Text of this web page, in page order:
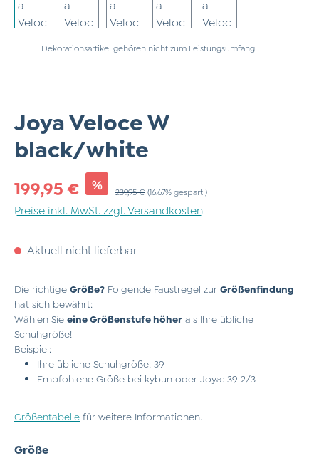
Dekorationsartikel gehören nicht zum Leistungsumfang.
Joya Veloce W
black/white
Verkaufspreis:
199,95 € % Regulärer Preis:
239,95 € (16.67% gespart )
Preise inkl. MwSt. zzgl. Versandkosten
Aktuell nicht lieferbar
Die richtige Größe? Folgende Faustregel zur Größenfindung
hat sich bewährt:
Wählen Sie eine Größenstufe höher als Ihre übliche
Schuhgröße!
Beispiel:
Ihre übliche Schuhgröße: 39
Empfohlene Größe bei kybun oder Joya: 39 2/3
Größentabelle für weitere Informationen.
Größeauswählen